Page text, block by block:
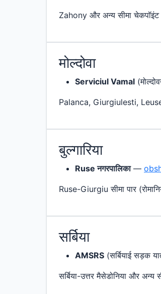
Zahony और अन्य सीमा चेकपॉइंट
मोल्दोवा
Serviciul Vamal
Palanca, Giurgiulesti,
बुल्गारिया
Ruse नगरपालिका—
Ruse-Giurgiu सीमा पार
सर्बिया
AMSRS (सर्बियाई सड़क
सर्बिया-उत्तर मैसेडोनिया और अन्य